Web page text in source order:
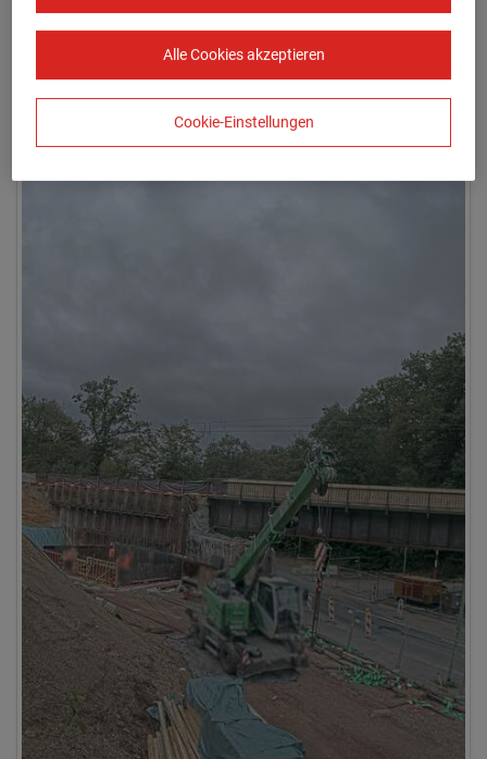
03.09.2025 07:20
Alle Cookies akzeptieren
Cookie-Einstellungen